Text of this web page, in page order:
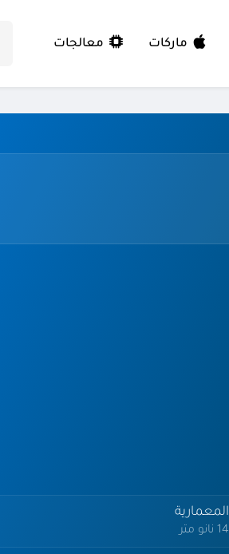
ماركات
المعمارية
14 نانو متر